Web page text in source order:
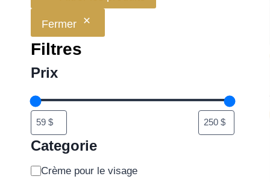
Fermer
Filtres
Prix
Categorie
Crème pour le visage